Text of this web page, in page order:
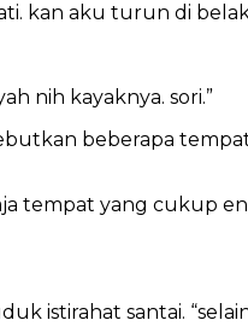
kan aku turun di
nih kayaknya. sori.”
beberapa
tempat yang cukup
istirahat santai.